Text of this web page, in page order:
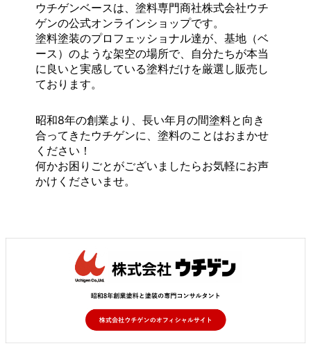
ウチゲンベースは、塗料専門商社株式会社ウチ
ゲンの公式オンラインショップです。
塗料塗装のプロフェッショナル達が、基地（ベ
ース）のような架空の場所で、自分たちが本当
に良いと実感している塗料だけを厳選し販売し
ております。
昭和8年の創業より、長い年月の間塗料と向き
合ってきたウチゲンに、塗料のことはおまかせ
ください！
何かお困りごとがございましたらお気軽にお声
かけくださいませ。